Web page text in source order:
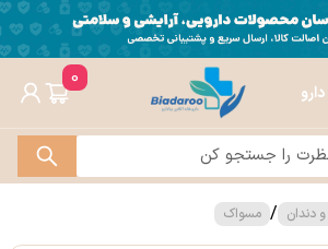
0
دندان / مسواک